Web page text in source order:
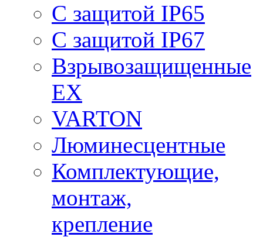
С защитой IP65
С защитой IP67
Взрывозащищенные
EX
VARTON
Люминесцентные
Комплектующие,
монтаж,
крепление